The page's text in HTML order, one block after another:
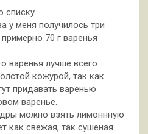
списку.
у меня получилось три
70 г варенья
варенья лучше всего
кожурой, так как
придавать варенью
варенье.
можно взять лимоннную
как свежая, так сушёная